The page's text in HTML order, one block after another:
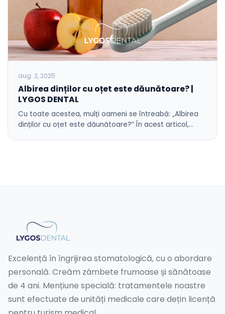
aug. 2, 2025
Albirea dinților cu oțet este dăunătoare? |
LYGOS DENTAL
Cu toate acestea, mulți oameni se întreabă: „Albirea
dinților cu oțet este dăunătoare?” În acest articol,…
Excelență în îngrijirea stomatologică, cu o abordare
personală. Creăm zâmbete frumoase și sănătoase
de 4 ani. Mențiune specială: tratamentele noastre
sunt efectuate de unități medicale care dețin licență